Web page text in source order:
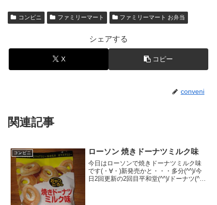
コンビニ ファミリーマート ファミリーマート お弁当
シェアする
X コピー
conveni
関連記事
コンビニ ローソン 焼きドーナツミルク味
今日はローソンで焼きドーナツミルク味
です(・∀・)新発売かと・・・多分(^^)/今
日2回更新の2回目平和堂(^^)/ドーナツ(^^)